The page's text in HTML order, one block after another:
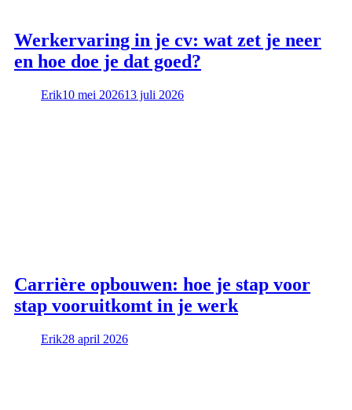
Werkervaring in je cv: wat zet je neer
en hoe doe je dat goed?
Erik10 mei 202613 juli 2026
Carrière opbouwen: hoe je stap voor
stap vooruitkomt in je werk
Erik28 april 2026